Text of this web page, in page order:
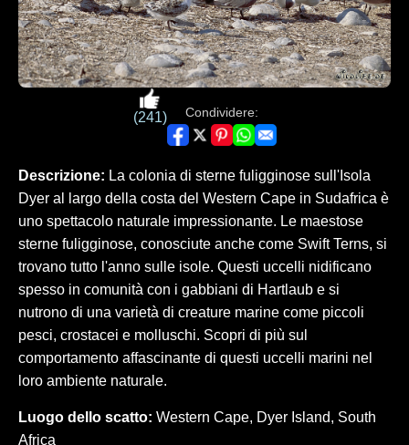
(241) Condividere:
Descrizione: La colonia di sterne fuligginose sull'Isola
Dyer al largo della costa del Western Cape in Sudafrica è
uno spettacolo naturale impressionante. Le maestose
sterne fuligginose, conosciute anche come Swift Terns, si
trovano tutto l'anno sulle isole. Questi uccelli nidificano
spesso in comunità con i gabbiani di Hartlaub e si
nutrono di una varietà di creature marine come piccoli
pesci, crostacei e molluschi. Scopri di più sul
comportamento affascinante di questi uccelli marini nel
loro ambiente naturale.
Luogo dello scatto: Western Cape, Dyer Island, South
Africa